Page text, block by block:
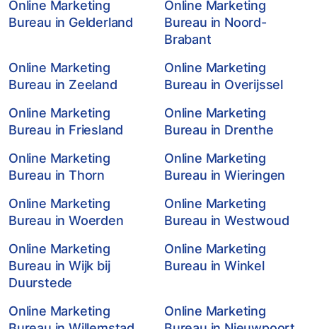
Online Marketing
Bureau in Gelderland
Online Marketing
Bureau in Noord-
Brabant
Online Marketing
Bureau in Zeeland
Online Marketing
Bureau in Overijssel
Online Marketing
Bureau in Friesland
Online Marketing
Bureau in Drenthe
Online Marketing
Bureau in Thorn
Online Marketing
Bureau in Wieringen
Online Marketing
Bureau in Woerden
Online Marketing
Bureau in Westwoud
Online Marketing
Bureau in Wijk bij
Duurstede
Online Marketing
Bureau in Winkel
Online Marketing
Online Marketing